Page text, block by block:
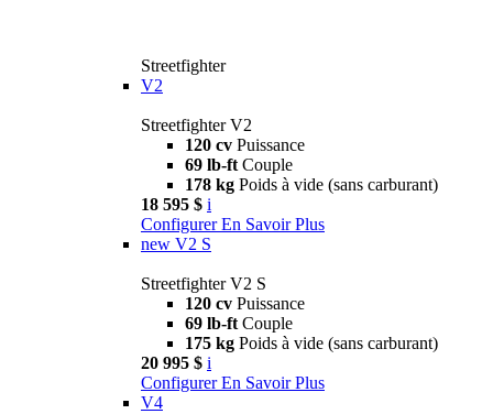
Streetfighter
V2
Streetfighter V2
120 cv Puissance
69 lb-ft Couple
178 kg Poids à vide (sans carburant)
18 595 $ i
Configurer En Savoir Plus
new V2 S
Streetfighter V2 S
120 cv Puissance
69 lb-ft Couple
175 kg Poids à vide (sans carburant)
20 995 $ i
Configurer En Savoir Plus
V4